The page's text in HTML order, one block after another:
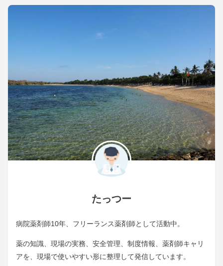
たっつー
病院薬剤師10年、フリーランス薬剤師として活動中。
薬の知識、現場の実務、安全管理、制度情報、薬剤師キャリ
アを、現場で使いやすい形に整理して発信しています。